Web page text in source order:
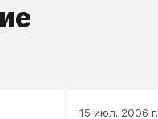
15 июл. 2006 г.